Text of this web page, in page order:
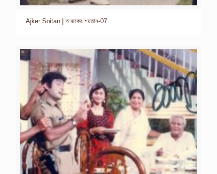
Ajker Soitan | আজকের শয়তান-07